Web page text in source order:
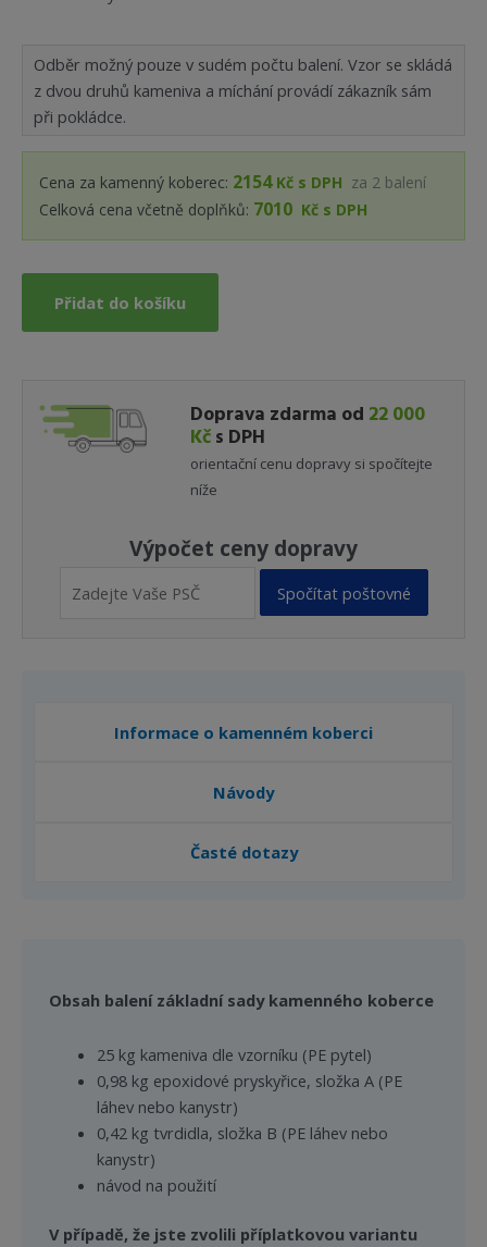
Odběr možný pouze v sudém počtu balení. Vzor se skládá
z dvou druhů kameniva a míchání provádí zákazník sám
při pokládce.
Cena za kamenný koberec: 2154Kč s DPH za 2 balení
Celková cena včetně doplňků: 7010 Kč s DPH
Přidat do košíku
Doprava zdarma od 22 000
Kčs DPH
orientační cenu dopravy si spočítejte
níže
Výpočet ceny dopravy
Spočítat poštovné
Informace o kamenném koberci
Návody
Časté dotazy
Obsah balení základní sady kamenného koberce
25 kg kameniva dle vzorníku (PE pytel)
0,98 kg epoxidové pryskyřice, složka A (PE
láhev nebo kanystr)
0,42 kg tvrdidla, složka B (PE láhev nebo
kanystr)
návod na použití
V případě, že jste zvolili příplatkovou variantu